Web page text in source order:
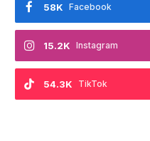
Facebook
58K
Instagram
15.2K
TikTok
54.3K